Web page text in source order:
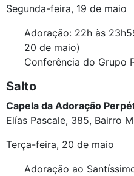
Segunda-feira, 19 de maio
Adoração: 22h às
20 de maio)
Conferência do Grupo
Salto
Capela da Adoração
Elías Pascale, 385, Bairro
Terça-feira, 20 de maio
Adoração ao